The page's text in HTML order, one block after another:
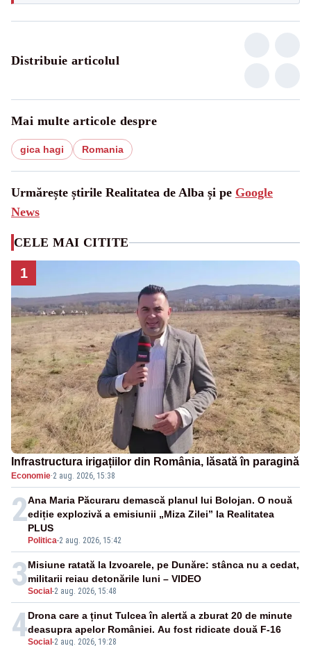
Distribuie articolul
Mai multe articole despre
gica hagi Romania
Urmărește știrile Realitatea de Alba și pe Google
News
CELE MAI CITITE
1
Infrastructura irigațiilor din România, lăsată în paragină
Economie·2 aug. 2026, 15:38
2
Politica-2 aug. 2026, 15:42
Ana Maria Păcuraru demască planul lui Bolojan. O nouă
ediție explozivă a emisiunii „Miza Zilei” la Realitatea
PLUS
3Social -2 aug. 2026, 15:48
Misiune ratată la Izvoarele, pe Dunăre: stânca nu a cedat,
militarii reiau detonările luni – VIDEO
4Social -2 aug. 2026, 19:28
Drona care a ținut Tulcea în alertă a zburat 20 de minute
deasupra apelor României. Au fost ridicate două F-16